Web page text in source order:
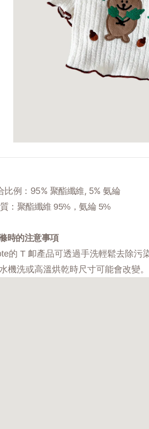
比例： 95% 聚酯纖維, 5% 氨綸
：聚酯纖維 95%，氨綸 5%
時的注意事項
的 T 卹產品可透過手洗輕鬆去除污
機洗或高溫烘乾時尺寸可能會改變。